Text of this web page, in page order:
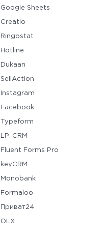
Google Sheets
Creatio
Ringostat
Hotline
Dukaan
SellAction
Instagram
Facebook
Typeform
LP-CRM
Fluent Forms Pro
keyCRM
Monobank
Formaloo
Приват24
OLX